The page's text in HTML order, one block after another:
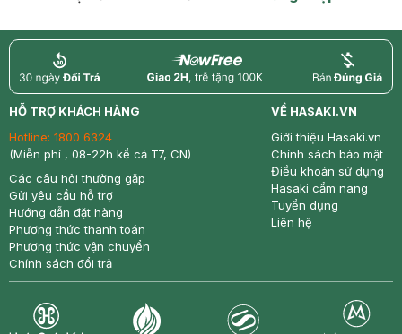
return nowfree price
HỖ TRỢ KHÁCH HÀNG
Hotline: 1800 6324
(Miễn phí , 08-22h kể cả T7, CN)
Các câu hỏi thường gặp
Gửi yêu cầu hỗ trợ
Hướng dẫn đặt hàng
Phương thức thanh toán
Phương thức vận chuyển
Chính sách đổi trả
VỀ HASAKI.VN
Giới thiệu Hasaki.vn
Chính sách bảo mật
Điều khoản sử dụng
Hasaki cẩm nang
Tuyển dụng
Liên hệ